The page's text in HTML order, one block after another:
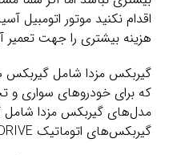
اقدام نکنید موتور
هزینه بیشتری را جهت تعمیر
گیربکس مزدا شامل
که برای خودروهای سواری و
گیربکس‌های اتوماتیک SKYACTIV-DRIVE می‌شوند.